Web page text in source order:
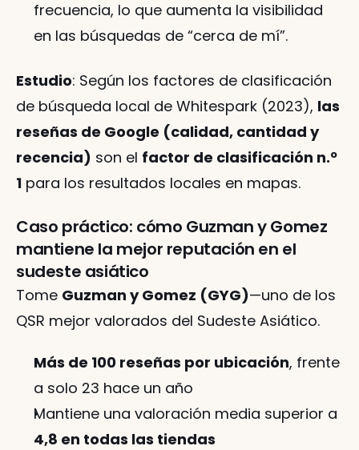
frecuencia, lo que aumenta la visibilidad
en las búsquedas de “cerca de mí”.
Estudio: Según los factores de clasificación
de búsqueda local de Whitespark (2023), las
reseñas de Google (calidad, cantidad y
recencia) son el factor de clasificación n.º
1 para los resultados locales en mapas.
Caso práctico: cómo Guzman y Gomez
mantiene la mejor reputación en el
sudeste asiático
Tome Guzman y Gomez (GYG)—uno de los
QSR mejor valorados del Sudeste Asiático.
Más de 100 reseñas por ubicación, frente
a solo 23 hace un año
4,8 en todas las tiendas